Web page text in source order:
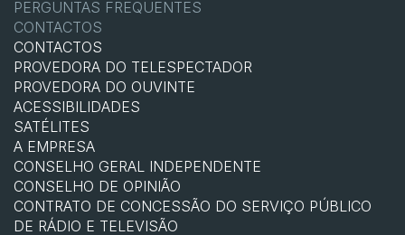
PERGUNTAS FREQUENTES
CONTACTOS
CONTACTOS
PROVEDORA DO TELESPECTADOR
PROVEDORA DO OUVINTE
ACESSIBILIDADES
SATÉLITES
A EMPRESA
CONSELHO GERAL INDEPENDENTE
CONSELHO DE OPINIÃO
CONTRATO DE CONCESSÃO DO SERVIÇO PÚBLICO
DE RÁDIO E TELEVISÃO